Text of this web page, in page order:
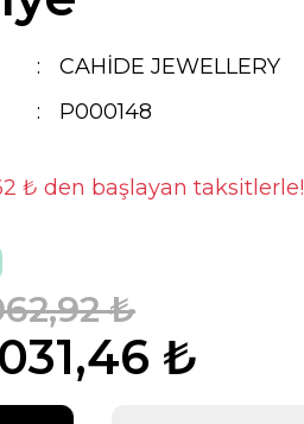
CAHİDE JEWELLERY
P000148
₺ den başlayan taksitlerle!
₺
₺